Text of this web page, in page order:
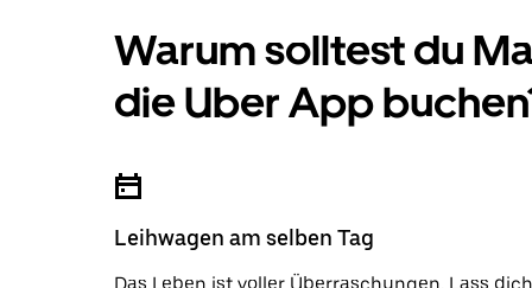
Warum solltest du
die Uber App
Leihwagen am selben Tag